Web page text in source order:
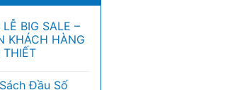
BIG SALE –
KHÁCH HÀNG
Đầu Số